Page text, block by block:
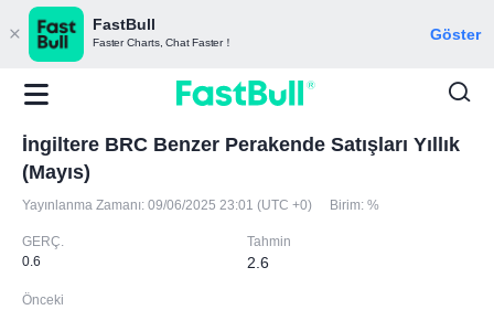
FastBull
Faster Charts, Chat Faster！ Göster
İngiltere BRC Benzer Perakende Satışları Yıllık
(Mayıs)
Yayınlanma Zamanı: 09/06/2025 23:01 (UTC +0) Birim: %
GERÇ.
0.6
Tahmin
2.6
Önceki